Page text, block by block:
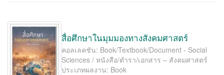
สื่อศึกษาในมุมมองทางสังคมศาสตร์
คอลเลคชัน: Book/Textbook/Document - Social
Sciences / หนังสือ/ตำรา/เอกสาร – สังคมศาสตร์
ประเภทผลงาน: Book